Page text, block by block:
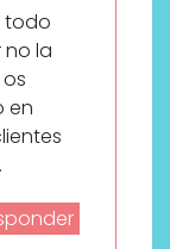
todo
no la
en